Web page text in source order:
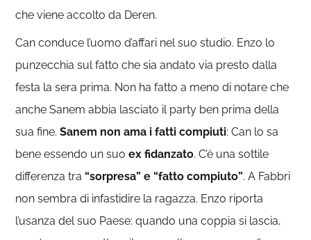
che viene accolto da Deren.
Can conduce l’uomo d’affari nel suo studio. Enzo lo
punzecchia sul fatto che sia andato via presto dalla
festa la sera prima. Non ha fatto a meno di notare che
anche Sanem abbia lasciato il party ben prima della
sua fine.Sanem non ama i fatti compiuti: Can lo sa
bene essendo un suoex fidanzato. C’è una sottile
differenza tra“sorpresa” e “fatto compiuto”. A Fabbri
non sembra di infastidire la ragazza. Enzo riporta
l’usanza del suo Paese: quando una coppia si lascia,